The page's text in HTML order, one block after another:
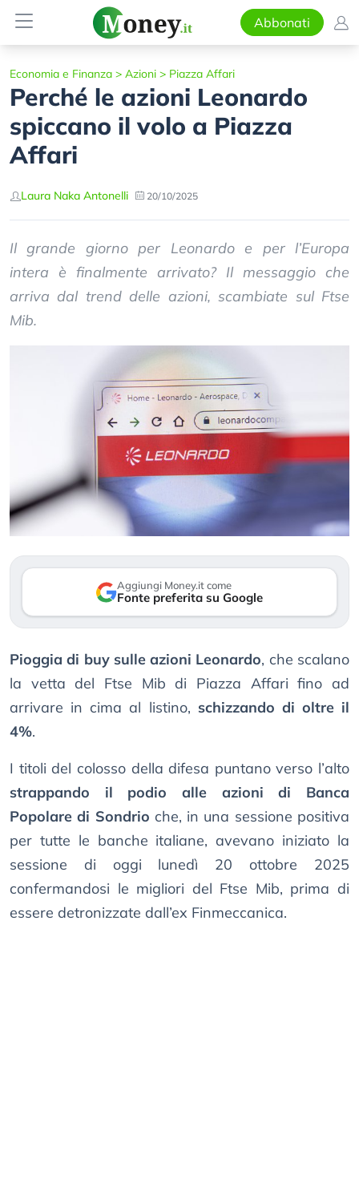
Abbonati
Economia e Finanza > Azioni > Piazza Affari
Perché le azioni Leonardo
spiccano il volo a Piazza
Affari
Laura Naka Antonelli 20/10/2025
Il grande giorno per Leonardo e per l’Europa
intera è finalmente arrivato? Il messaggio che
arriva dal trend delle azioni, scambiate sul Ftse
Mib.
Aggiungi Money.it come
Fonte preferita su Google
Pioggia di buy sulle azioni Leonardo, che scalano
la vetta del Ftse Mib di Piazza Affari fino ad
arrivare in cima al listino, schizzando di oltre il
4%.
I titoli del colosso della difesa puntano verso l’alto
strappando il podio alle azioni di Banca
Popolare di Sondrio che, in una sessione positiva
per tutte le banche italiane, avevano iniziato la
sessione di oggi lunedì 20 ottobre 2025
confermandosi le migliori del Ftse Mib, prima di
essere detronizzate dall’ex Finmeccanica.